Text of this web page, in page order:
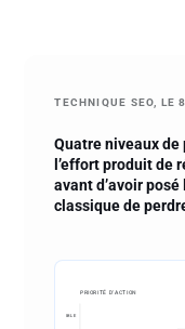
TECHNIQUE SEO, LE
Quatre niveaux
l’effort produit de
avant d’avoir
classique de
PRIORITÉ D’ACTION
FAIBLE